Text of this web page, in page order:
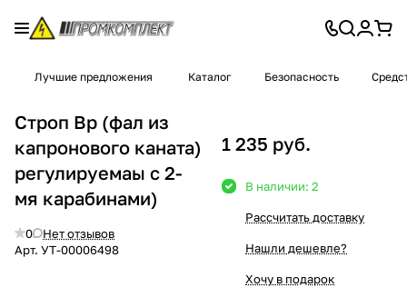
Лучшие предложения Каталог Безопасность
Строп Вр (фал из
капронового каната)
регулируемаы с 2-
мя карабинами)
0
Нет отзывов
Арт. УТ-00006498
1 235 руб.
В наличии: 2
Рассчитать доставку
Нашли дешевле?
Хочу в подарок